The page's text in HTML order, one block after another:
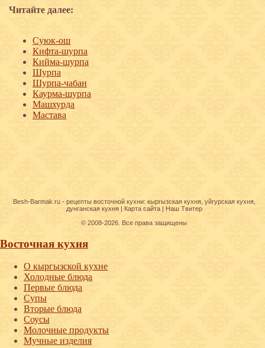
Читайте далее:
Суюк-ош
Кифта-шурпа
Кийма-шурпа
Шурпа
Шурпа-чабан
Каурма-шурпа
Машхурда
Мастава
Besh-Barmak.ru - рецепты восточной кухни: кыргызская кухня, уйгурская кухня,
дунганская кухня| Карта сайта| Наш Твитер
© 2008-2026. Все права защищены
Восточная кухня
О кыргызской кухне
Холодные блюда
Первые блюда
Супы
Вторые блюда
Соусы
Молочные продукты
Мучные изделия